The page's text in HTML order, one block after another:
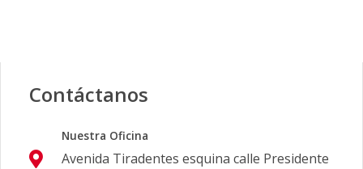
Contáctanos
Nuestra Oficina
Avenida Tiradentes esquina calle Presidente